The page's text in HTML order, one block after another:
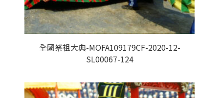
全國祭祖大典-MOFA109179CF-2020-12-
SL00067-124